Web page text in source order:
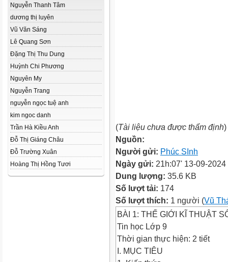
Nguyễn Thanh Tâm
dương thị luyên
Vũ Văn Sáng
Lê Quang Sơn
Đặng Thị Thu Dung
Huỳnh Chi Phương
Nguyên My
Nguyễn Trang
nguyễn ngọc tuệ anh
kim ngoc danh
Trần Hà Kiều Anh
Đỗ Thị Giáng Châu
Đỗ Trường Xuân
Hoàng Thị Hồng Tươi
(Tài liệu chưa được thẩm định)
Nguồn:
Người gửi: Phúc SInh
Ngày gửi: 21h:07' 13-09-2024
Dung lượng: 35.6 KB
Số lượt tải: 174
Số lượt thích: 1 người (Vũ
BÀI 1: THẾ GIỚI KĨ THUẬT
Tin học Lớp 9
Thời gian thực hiện: 2 tiết
I. MỤC TIÊU